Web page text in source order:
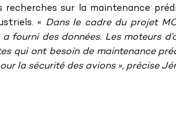
recherches sur la maintenance
« Dans le cadre du projet
fourni des données. Les moteurs
qui ont besoin de maintenance
la sécurité des avions », précise